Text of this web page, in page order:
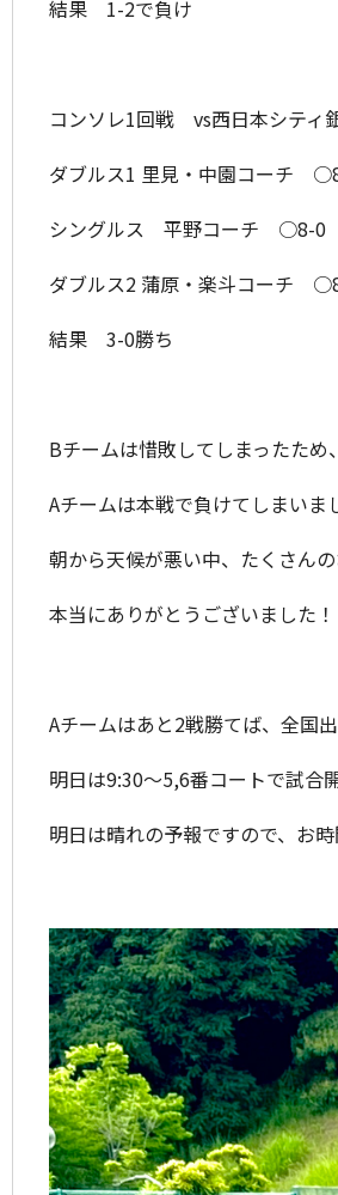
結果 1-2で負け
コンソレ1回戦 vs西日本シティ
ダブルス1 里見・中園コーチ
シングルス 平野コーチ ○8-0
ダブルス2 蒲原・楽斗コーチ
結果 3-0勝ち
Bチームは惜敗してしまったため
Aチームは本戦で負けてしまいま
朝から天候が悪い中、たくさん
本当にありがとうございました！
Aチームはあと2戦勝てば、全国出
明日は9:30〜5,6番コートで試合
明日は晴れの予報ですので、お